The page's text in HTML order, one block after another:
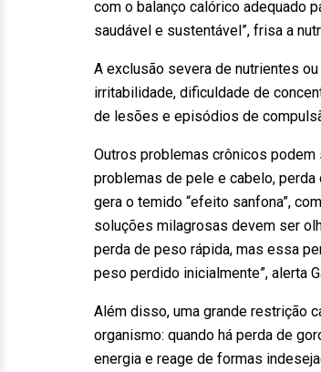
com o balanço calórico adequado
saudável e sustentável”, frisa a
A exclusão severa de nutrientes
irritabilidade, dificuldade de
de lesões e episódios de
Outros problemas crônicos
problemas de pele e cabelo,
gera o temido “efeito sanfona”,
soluções milagrosas devem ser
perda de peso rápida, mas essa
peso perdido inicialmente”, alerta
Além disso, uma grande restrição
organismo: quando há perda de
energia e reage de formas